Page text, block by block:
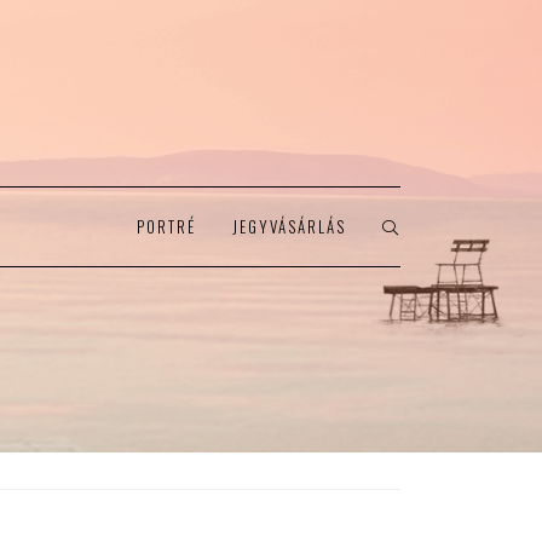
PORTRÉ JEGYVÁSÁRLÁS